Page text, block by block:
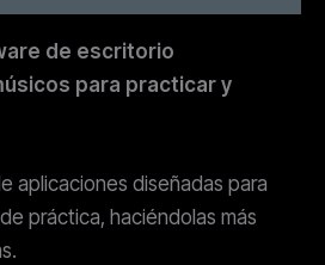
de escritorio
para practicar y
aplicaciones diseñadas para
práctica, haciéndolas más